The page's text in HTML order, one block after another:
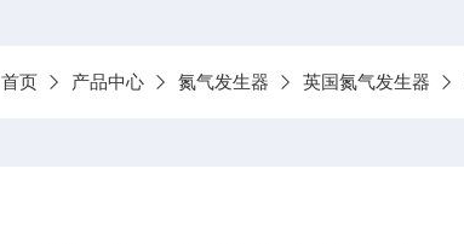
首页 产品中心 氮气发生器 英国氮气发生器